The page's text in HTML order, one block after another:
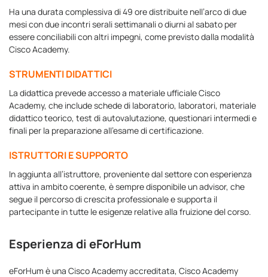
Ha una durata complessiva di 49 ore distribuite nell’arco di due
mesi con due incontri serali settimanali o diurni al sabato per
essere conciliabili con altri impegni, come previsto dalla modalità
Cisco Academy.
STRUMENTI DIDATTICI
La didattica prevede accesso a materiale ufficiale Cisco
Academy, che include schede di laboratorio, laboratori, materiale
didattico teorico, test di autovalutazione, questionari intermedi e
finali per la preparazione all’esame di certificazione.
ISTRUTTORI E SUPPORTO
In aggiunta all’istruttore, proveniente dal settore con esperienza
attiva in ambito coerente, è sempre disponibile un advisor, che
segue il percorso di crescita professionale e supporta il
partecipante in tutte le esigenze relative alla fruizione del corso.
Esperienza di eForHum
eForHum è una Cisco Academy accreditata, Cisco Academy